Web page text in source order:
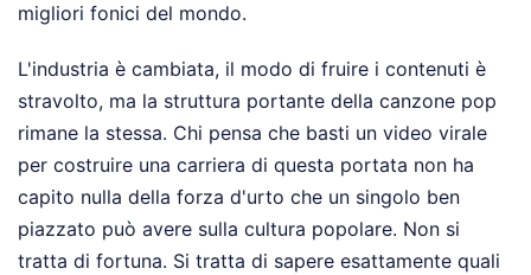
migliori fonici del mondo.
L'industria è cambiata, il modo di fruire i contenuti è
stravolto, ma la struttura portante della canzone pop
rimane la stessa. Chi pensa che basti un video virale
per costruire una carriera di questa portata non ha
capito nulla della forza d'urto che un singolo ben
piazzato può avere sulla cultura popolare. Non si
tratta di fortuna. Si tratta di sapere esattamente quali